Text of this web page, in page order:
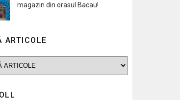
magazin din orasul Bacau!
ARTICOLE